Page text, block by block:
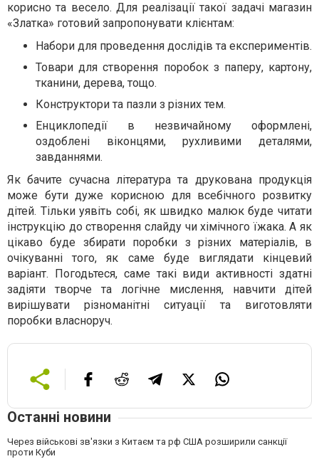
корисно та весело. Для реалізації такої задачі магазин
«Златка» готовий запропонувати клієнтам:
Набори для проведення дослідів та експериментів.
Товари для створення поробок з паперу, картону,
тканини, дерева, тощо.
Конструктори та пазли з різних тем.
Енциклопедії в незвичайному оформлені,
оздоблені віконцями, рухливими деталями,
завданнями.
Як бачите сучасна література та друкована продукція
може бути дуже корисною для всебічного розвитку
дітей. Тільки уявіть собі, як швидко малюк буде читати
інструкцію до створення слайду чи хімічного їжака. А як
цікаво буде збирати поробки з різних матеріалів, в
очікуванні того, як саме буде виглядати кінцевий
варіант. Погодьтеся, саме такі види активності здатні
задіяти творче та логічне мислення, навчити дітей
вирішувати різноманітні ситуації та виготовляти
поробки власноруч.
Останні новини
Через військові зв'язки з Китаєм та рф США розширили санкції
проти Куби